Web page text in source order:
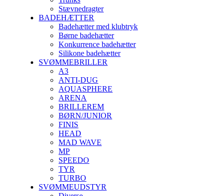
Stævnedragter
BADEHÆTTER
Badehætter med klubtryk
Børne badehætter
Konkurrence badehætter
Silikone badehætter
SVØMMEBRILLER
A3
ANTI-DUG
AQUASPHERE
ARENA
BRILLEREM
BØRN/JUNIOR
FINIS
HEAD
MAD WAVE
MP
SPEEDO
TYR
TURBO
SVØMMEUDSTYR